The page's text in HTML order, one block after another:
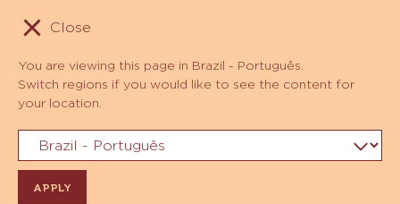
Close
You are viewing this page in Brazil - Português.
Switch regions if you would like to see the content for
your location.